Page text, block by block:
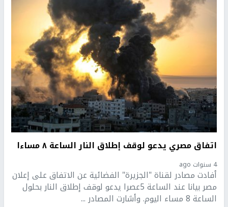
اتفاق مصري يدعو لوقف إطلاق النار الساعة ٨ مساءا
4 سنوات ago
أفادت مصادر لقناة "الجزيرة" الفضائية عن الاتفاق على إعلان
مصر بيانا عند الساعة 5عصرا يدعو لوقف إطلاق النار بحلول
الساعة 8 مساء اليوم. وأشارت المصادر ...